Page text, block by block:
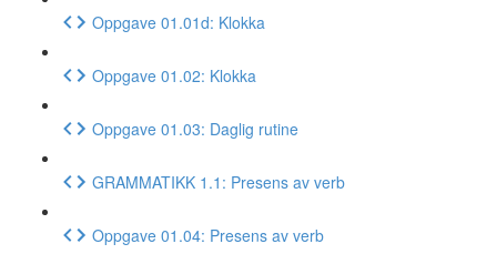
Oppgave 01.01d: Klokka
Oppgave 01.02: Klokka
Oppgave 01.03: Daglig rutine
GRAMMATIKK 1.1: Presens av verb
Oppgave 01.04: Presens av verb